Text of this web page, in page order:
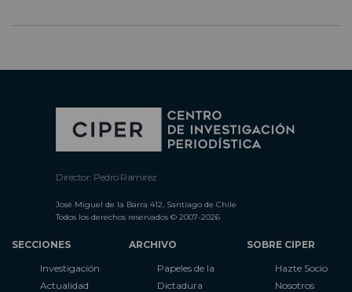
Director: Pedro Ramírez
José Miguel de la Barra 412, Santiago de Chile
Todos los derechos reservados © 2007-2026
SECCIONES
Investigación
Actualidad
ARCHIVO
Papeles de la
Dictadura
SOBRE CIPER
Hazte Socio
Nosotros